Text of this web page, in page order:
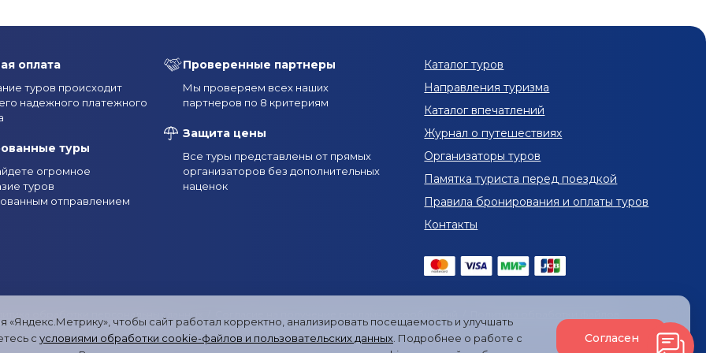
чтобы сайт работал корректно, анализировать посещаемость и улучшать
с условиями обработки cookie-файлов и пользовательских данных . Подробнее о работе с
Согласен
в Якутске Экскурсии на Ямал Экскурсии на Кольский полуостров Экскурсии в Мурманске и области
Туры с экскурсиями в Мурманск и область летом Туры с экскурсиями в Мурманск и область в декабре
Туры с экскурсиями в Мурманск и область в феврале Туры с экскурсиями в Мурманск и область в марте
Экскурсии в Териберку
Туры на Байкал из Красноярска
из Волгограда Туры на Байкал из Барнаула Туры на Байкал из Кирова Туры на Байкал из Воронежа
Туры на Байкал из Читы Туры на Байкал из Уфы Туры на Байкал из Челябинска
оплата
туров происходит
надежного платежного
туры
огромное
туров
отправлением
Проверенные партнеры
Мы проверяем всех наших
партнеров по 8 критериям
Защита цены
Все туры представлены от прямых
организаторов без дополнительных
наценок
Каталог туров
Направления туризма
Каталог впечатлений
Журнал о путешествиях
Организаторы туров
Памятка туриста перед поездкой
Правила бронирования и оплаты туров
Контакты
обработки персональных данных
данных/Карта сайта